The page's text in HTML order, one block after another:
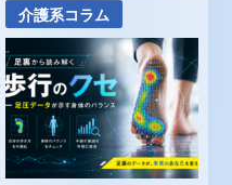
介護系コラム